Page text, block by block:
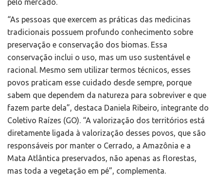
pelo mercado.
“As pessoas que exercem as práticas das medicinas
tradicionais possuem profundo conhecimento sobre
preservação e conservação dos biomas. Essa
conservação inclui o uso, mas um uso sustentável e
racional. Mesmo sem utilizar termos técnicos, esses
povos praticam esse cuidado desde sempre, porque
sabem que dependem da natureza para sobreviver e que
fazem parte dela”, destaca Daniela Ribeiro, integrante do
Coletivo Raízes (GO). “A valorização dos territórios está
diretamente ligada à valorização desses povos, que são
responsáveis por manter o Cerrado, a Amazônia e a
Mata Atlântica preservados, não apenas as florestas,
mas toda a vegetação em pé”, complementa.